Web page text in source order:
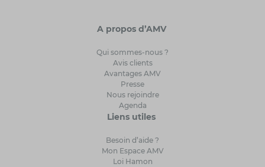
A propos d’AMV
Qui sommes-nous ?
Avis clients
Avantages AMV
Presse
Nous rejoindre
Agenda
Liens utiles
Besoin d’aide ?
Mon Espace AMV
Loi Hamon